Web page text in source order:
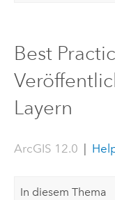
Best
Layern
ArcGIS 12.0
In diesem Thema